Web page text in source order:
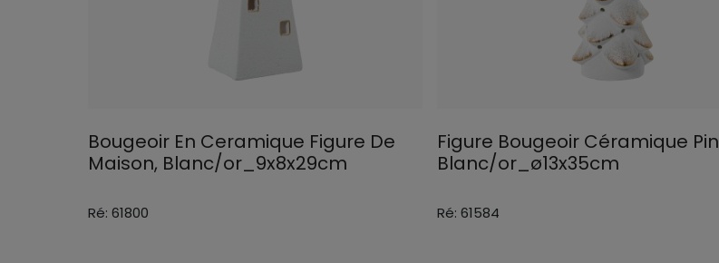
Bougeoir En Ceramique Figure De
Maison, Blanc/or_9x8x29cm
Ré: 61800
Figure Bougeoir Céramique Pin
Blanc/or_ø13x35cm
Ré: 61584